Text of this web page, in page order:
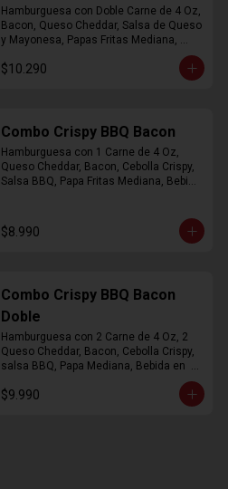
Hamburguesa con Doble Carne de 4 Oz,
Bacon, Queso Cheddar, Salsa de Queso
y Mayonesa, Papas Fritas Mediana,
$10.290
Combo Crispy BBQ Bacon
Hamburguesa con 1 Carne de 4 Oz,
Queso Cheddar, Bacon, Cebolla Crispy,
Salsa BBQ, Papa Fritas Mediana, Bebida
$8.990
Combo Crispy BBQ Bacon
Doble
Hamburguesa con 2 Carne de 4 Oz, 2
Queso Cheddar, Bacon, Cebolla Crispy,
salsa BBQ, Papa Mediana, Bebida en
$9.990